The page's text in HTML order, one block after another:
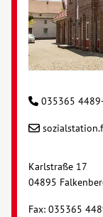
Ausbildung
Glossar
Kontakt
AWO BB Süd
035365
Karlstraße 17
04895
Fax: 035365